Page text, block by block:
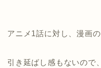
アニメ1話に対し、漫画
引き延ばし感もないので